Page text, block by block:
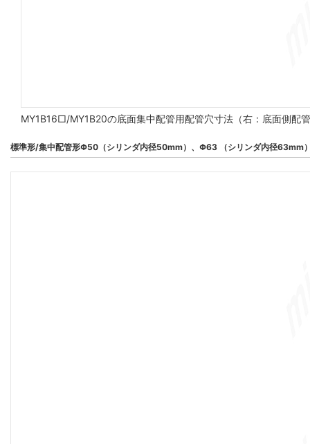
MY1B16□/MY1B20の底面集中配管用配管穴寸法（右：底面側配
標準形/集中配管形Φ50（シリンダ内径50mm）、Φ63 （シリンダ内径63mm